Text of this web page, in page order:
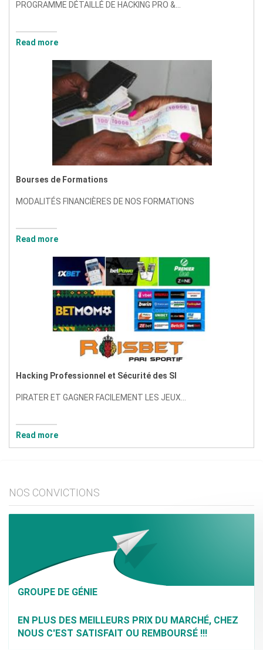
PROGRAMME DÉTAILLÉ DE HACKING PRO &...
Read more
Bourses de Formations
MODALITÉS FINANCIÈRES DE NOS FORMATIONS
Read more
Hacking Professionnel et Sécurité des SI
PIRATER ET GAGNER FACILEMENT LES JEUX...
Read more
NOS CONVICTIONS
GROUPE DE GÉNIE
EN PLUS DES MEILLEURS PRIX DU MARCHÉ, CHEZ
NOUS C'EST SATISFAIT OU REMBOURSÉ !!!